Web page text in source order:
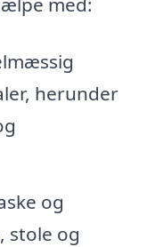
herunder
og
stole og